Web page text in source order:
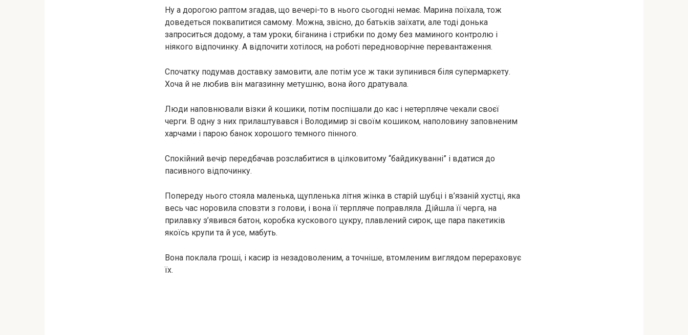
Ну а дорогою раптом згадав, що вечері-то в нього сьогодні немає. Марина поїхала, тож
доведеться поквапитися самому. Можна, звісно, до батьків заїхати, але тоді донька
запроситься додому, а там уроки, біганина і стрибки по дому без маминого контролю і
ніякого відпочинку. А відпочити хотілося, на роботі передноворічне перевантаження.
Спочатку подумав доставку замовити, але потім усе ж таки зупинився біля супермаркету.
Хоча й не любив він магазинну метушню, вона його дратувала.
Люди наповнювали візки й кошики, потім поспішали до кас і нетерпляче чекали своєї
черги. В одну з них прилаштувався і Володимир зі своїм кошиком, наполовину заповненим
харчами і парою банок хорошого темного пінного.
Спокійний вечір передбачав розслабитися в цілковитому “байдикуванні” і вдатися до
пасивного відпочинку.
Попереду нього стояла маленька, щупленька літня жінка в старій шубці і в’язаній хустці, яка
весь час норовила сповзти з голови, і вона її терпляче поправляла. Дійшла її черга, на
прилавку з’явився батон, коробка кускового цукру, плавлений сирок, ще пара пакетиків
якоїсь крупи та й усе, мабуть.
Вона поклала гроші, і касир із незадоволеним, а точніше, втомленим виглядом перераховує
їх.